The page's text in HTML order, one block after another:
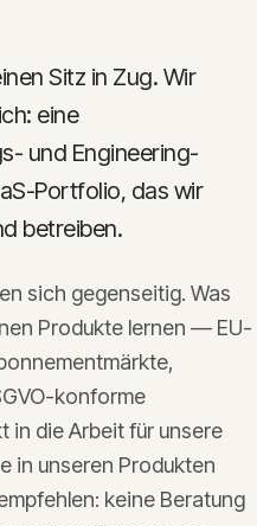
Sitz in Zug. Wir
eine
und Engineering-
Portfolio, das wir
betreiben.
sich gegenseitig. Was
Produkte lernen — EU-
konforme
die Arbeit für unsere
in unseren Produkten
keine Beratung